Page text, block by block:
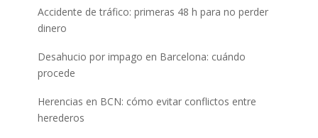
Accidente de tráfico: primeras 48 h para no perder
dinero
Desahucio por impago en Barcelona: cuándo
procede
Herencias en BCN: cómo evitar conflictos entre
herederos